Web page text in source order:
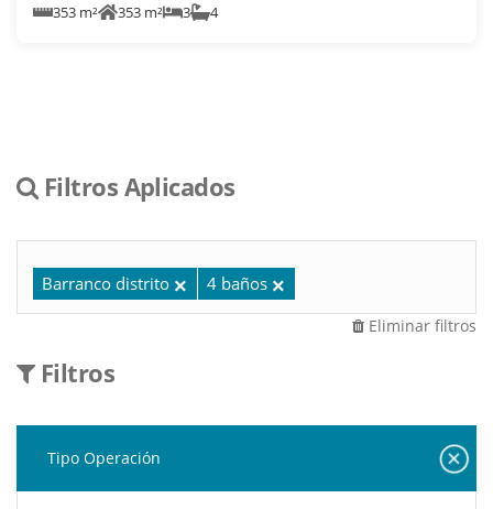
353 m² 353 m² 3 4
Filtros Aplicados
Barranco distrito 4 baños
Eliminar filtros
Filtros
Tipo Operación